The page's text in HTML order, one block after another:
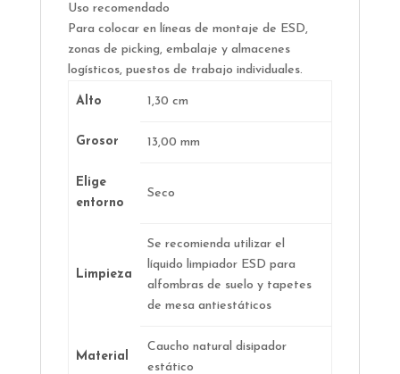
Uso recomendado
Para colocar en líneas de montaje de ESD,
zonas de picking, embalaje y almacenes
logísticos, puestos de trabajo individuales.
Alto 1,30 cm
Grosor 13,00 mm
Elige
entorno
Seco
Limpieza
Se recomienda utilizar el
líquido limpiador ESD para
alfombras de suelo y tapetes
de mesa antiestáticos
Material
Caucho natural disipador
estático